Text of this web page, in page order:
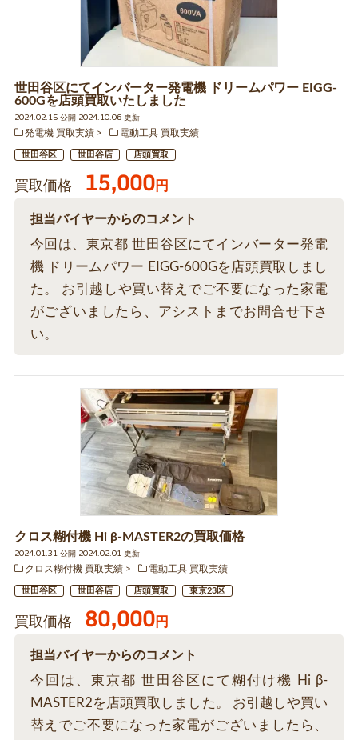
世田谷区にてインバーター発電機 ドリームパワー EIGG-
600Gを店頭買取いたしました
2024.02.15 公開 2024.10.06 更新
発電機 買取実績
電動工具 買取実績
世田谷区 世田谷店 店頭買取
買取価格 15,000円
担当バイヤーからのコメント
今回は、東京都 世田谷区にてインバーター発電
機 ドリームパワー EIGG-600Gを店頭買取しまし
た。 お引越しや買い替えでご不要になった家電
がございましたら、アシストまでお問合せ下さ
い。
クロス糊付機 Hi β-MASTER2の買取価格
2024.01.31 公開 2024.02.01 更新
クロス糊付機 買取実績
電動工具 買取実績
世田谷区 世田谷店 店頭買取 東京23区
買取価格 80,000円
担当バイヤーからのコメント
今回は、東京都 世田谷区にて糊付け機 Hi β-
MASTER2を店頭買取しました。 お引越しや買い
替えでご不要になった家電がございましたら、